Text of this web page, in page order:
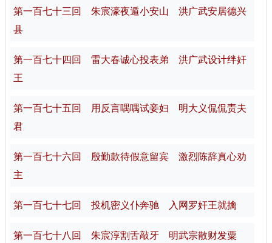
第一百七十三回 朱宸濠夜遁小安山 洪广武安居德兴
县
第一百七十四回 雷大春诚心投表弟 洪广武设计绊奸
王
第一百七十五回 用反言喁喁试妾妇 明大义侃侃责夫
君
第一百七十六回 殷勤款待假意留宾 激烈陈辞真心劝
主
第一百七十七回 投机密义仆奔驰 入网罗奸王就擒
第一百七十八回 朱宸淳割舌敲牙 明武宗散财发粟